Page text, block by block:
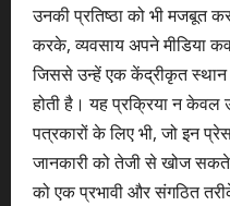
उनकी प्रतिष्ठा को भी मजबूत
करके, व्यवसाय अपने मीडिया
जिससे उन्हें एक केंद्रीकृत स्थान
होती है। यह प्रक्रिया न केवल
पत्रकारों के लिए भी, जो इन
जानकारी को तेजी से खोज
को एक प्रभावी और संगठित